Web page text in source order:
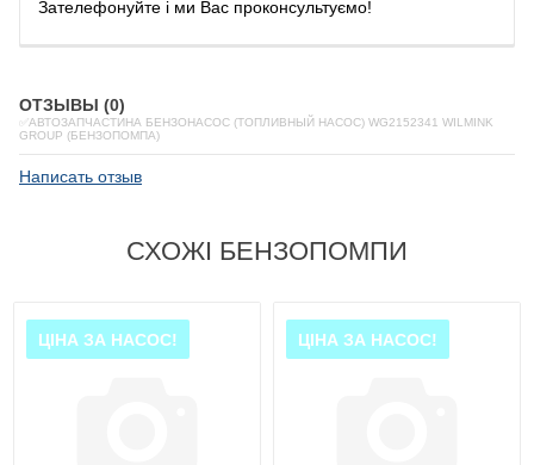
Зателефонуйте і ми Вас проконсультуємо!
ОТЗЫВЫ (0)
✅АВТОЗАПЧАСТИНА БЕНЗОНАСОС (ТОПЛИВНЫЙ НАСОС) WG2152341 WILMINK
GROUP (БЕНЗОПОМПА)
Написать отзыв
СХОЖІ БЕНЗОПОМПИ
ЦІНА ЗА НАСОС! ЦІНА ЗА НАСОС!